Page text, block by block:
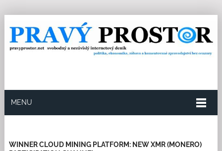
MENU
WINNER CLOUD MINING PLATFORM: NEW XMR (MONERO)